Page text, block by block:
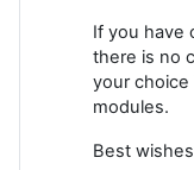
If you have
there is no
your
modules.
Best